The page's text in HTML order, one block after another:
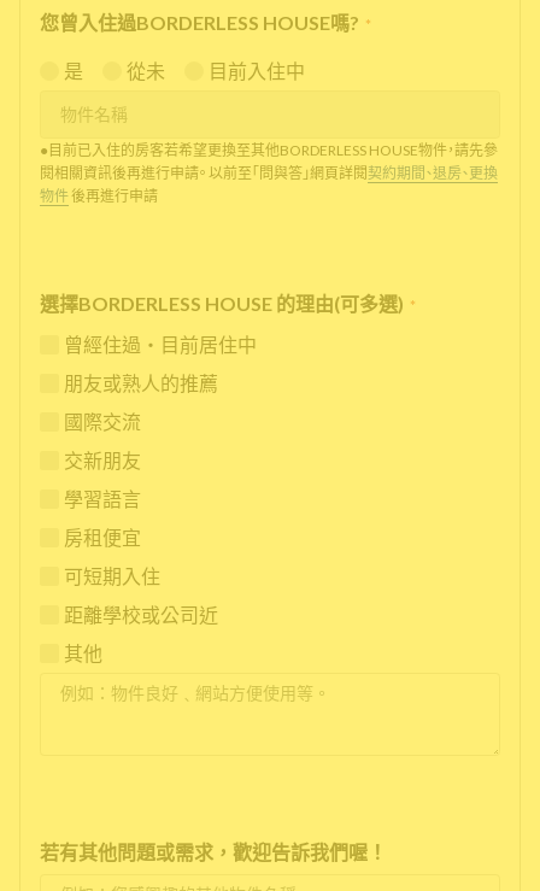
您曾入住過BORDERLESS HOUSE嗎? *
是 從未 目前入住中
●目前已入住的房客若希望更換至其他BORDERLESS HOUSE物件，請先參
閱相關資訊後再進行申請。 以前至「問與答」網頁詳閱 契約期間、退房、更換
物件後再進行申請
選擇BORDERLESS HOUSE 的理由(可多選) *
曾經住過・目前居住中
朋友或熟人的推薦
國際交流
交新朋友
學習語言
房租便宜
可短期入住
距離學校或公司近
其他
若有其他問題或需求，歡迎告訴我們喔！